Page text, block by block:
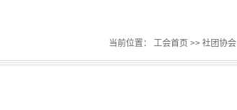
当前位置： 工会首页 >> 社团协会